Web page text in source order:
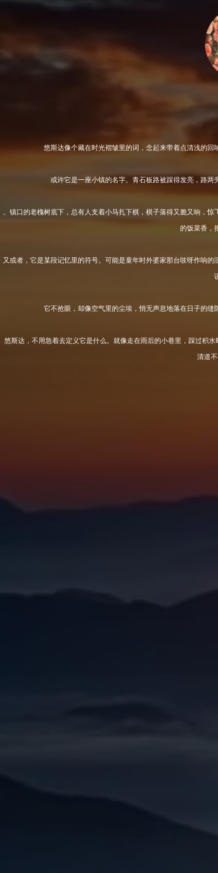
悠斯达像个藏在时光褶皱里的词，念起来带着点清浅的
或许它是一座小镇的名字。青石板路被踩得发亮，路
。镇口的老槐树底下，总有人支着小马扎下棋，棋子落得又脆又响，
的饭菜香，
又或者，它是某段记忆里的符号。可能是童年时外婆家那台吱呀作响
它不抢眼，却像空气里的尘埃，悄无声息地落在日子的
悠斯达，不用急着去定义它是什么。就像走在雨后的小巷里，踩过积
清道